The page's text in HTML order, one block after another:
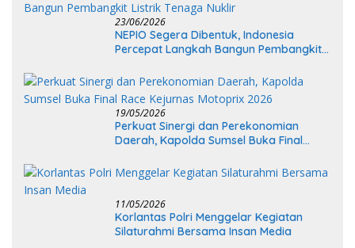
23/06/2026
NEPIO Segera Dibentuk, Indonesia
Percepat Langkah Bangun Pembangkit
19/05/2026
Perkuat Sinergi dan Perekonomian
Daerah, Kapolda Sumsel Buka Final
11/05/2026
Korlantas Polri Menggelar Kegiatan
Silaturahmi Bersama Insan Media